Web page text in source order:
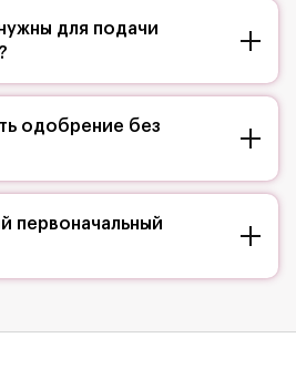
для подачи
одобрение без
первоначальный